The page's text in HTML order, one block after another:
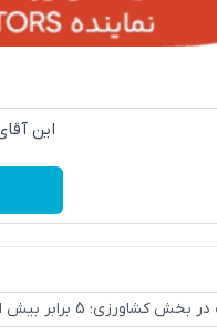
5 برابر بیش از آب پشت سدها